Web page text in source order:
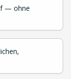
— ohne